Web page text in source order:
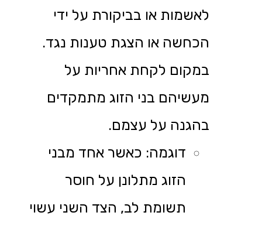
לאשמות או בביקורת על ידי
הכחשה או הצגת טענות נגד.
במקום לקחת אחריות על
מעשיהם בני הזוג מתמקדים
בהגנה על עצמם.
דוגמה: כאשר אחד מבני
הזוג מתלונן על חוסר
תשומת לב, הצד השני עשוי